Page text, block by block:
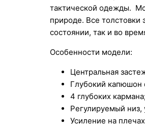
тактической одежды.
природе. Все толстовки
состоянии, так и во
Особенности модели:
Центральная
Глубокий капюшон
4 глубоких кармана;
Регулируемый низ,
Усиление на